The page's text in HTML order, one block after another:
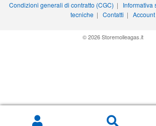
Condizioni generali di contratto (CGC) | Informativa
tecniche | Contatti | Account
© 2026 Storemolleagas.it